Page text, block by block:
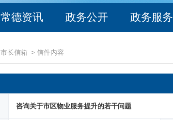
常德资讯 政务公开 政务服务
市长信箱 > 信件内容
咨询关于市区物业服务提升的若干问题